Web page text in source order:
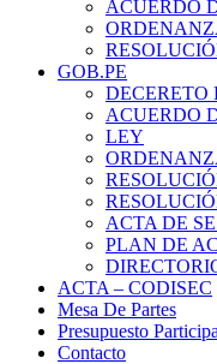
ACUERDO
GOB.PE
ACUERDO
LEY
ACTA DE
PLAN DE
ACTA – CODISEC
Mesa De Partes
Presupuesto
Contacto